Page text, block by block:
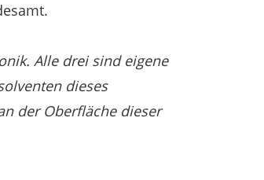
Alle drei sind eigene
dieses
der Oberfläche dieser